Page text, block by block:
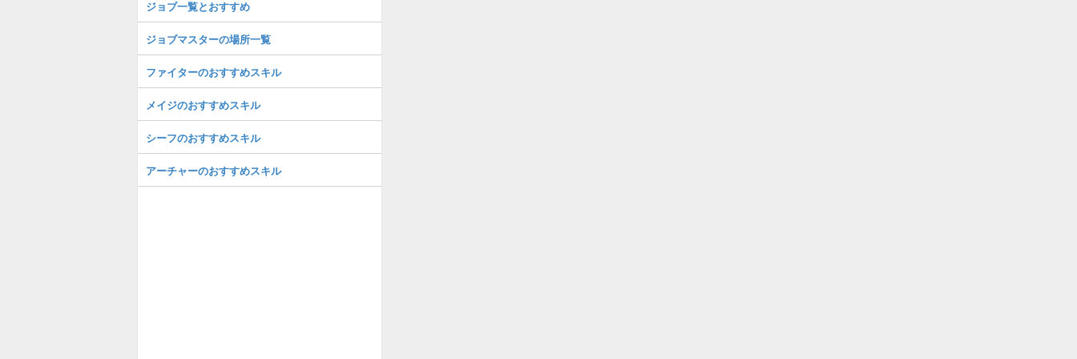
ジョブ一覧とおすすめ
ジョブマスターの場所一覧
ファイターのおすすめスキル
メイジのおすすめスキル
シーフのおすすめスキル
アーチャーのおすすめスキル